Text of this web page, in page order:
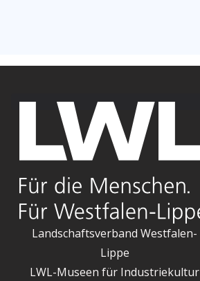
Landschaftsverband Westfalen-
Lippe
LWL-Museen für Industriekultur